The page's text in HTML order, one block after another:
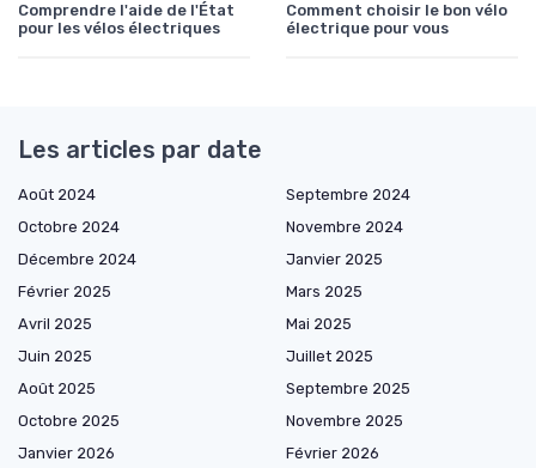
Comprendre l'aide de l'État
pour les vélos électriques
Comment choisir le bon vélo
électrique pour vous
Les articles par date
Août 2024
Septembre 2024
Octobre 2024
Novembre 2024
Décembre 2024
Janvier 2025
Février 2025
Mars 2025
Avril 2025
Mai 2025
Juin 2025
Juillet 2025
Août 2025
Septembre 2025
Octobre 2025
Novembre 2025
Janvier 2026
Février 2026